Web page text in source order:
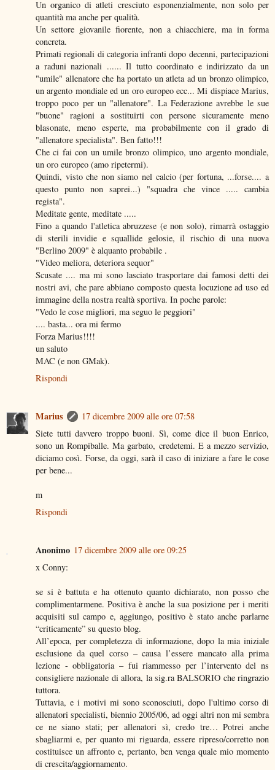
Un organico di atleti cresciuto esponenzialmente, non solo per
quantità ma anche per qualità.
Un settore giovanile fiorente, non a chiacchiere, ma in forma
concreta.
Primati regionali di categoria infranti dopo decenni, partecipazioni
a raduni nazionali ...... Il tutto coordinato e indirizzato da un
"umile" allenatore che ha portato un atleta ad un bronzo olimpico,
un argento mondiale ed un oro europeo ecc... Mi dispiace Marius,
troppo poco per un "allenatore". La Federazione avrebbe le sue
"buone" ragioni a sostituirti con persone sicuramente meno
blasonate, meno esperte, ma probabilmente con il grado di
"allenatore specialista". Ben fatto!!!
Che ci fai con un umile bronzo olimpico, uno argento mondiale,
un oro europeo (amo ripetermi).
Quindi, visto che non siamo nel calcio (per fortuna, ...forse.... a
questo punto non saprei...) "squadra che vince ..... cambia
regista".
Meditate gente, meditate .....
Fino a quando l'atletica abruzzese (e non solo), rimarrà ostaggio
di sterili invidie e squallide gelosie, il rischio di una nuova
"Berlino 2009" è alquanto probabile .
"Video meliora, deteriora sequor"
Scusate .... ma mi sono lasciato trasportare dai famosi detti dei
nostri avi, che pare abbiano composto questa locuzione ad uso ed
immagine della nostra realtà sportiva. In poche parole:
"Vedo le cose migliori, ma seguo le peggiori"
.... basta... ora mi fermo
Forza Marius!!!!
un saluto
MAC (e non GMak).
Rispondi
Marius
17 dicembre 2009 alle ore 07:58
Siete tutti davvero troppo buoni. Sì, come dice il buon Enrico,
sono un Rompiballe. Ma garbato, credetemi. E a mezzo servizio,
diciamo così. Forse, da oggi, sarà il caso di iniziare a fare le cose
per bene...
m
Rispondi
Anonimo 17 dicembre 2009 alle ore 09:25
x Conny:
se si è battuta e ha ottenuto quanto dichiarato, non posso che
complimentarmene. Positiva è anche la sua posizione per i meriti
acquisiti sul campo e, aggiungo, positivo è stato anche parlarne
“criticamente” su questo blog.
All’epoca, per completezza di informazione, dopo la mia iniziale
esclusione da quel corso – causa l’essere mancato alla prima
lezione - obbligatoria – fui riammesso per l’intervento del ns
consigliere nazionale di allora, la sig.ra BALSORIO che ringrazio
tuttora.
Tuttavia, e i motivi mi sono sconosciuti, dopo l'ultimo corso di
allenatori specialisti, biennio 2005/06, ad oggi altri non mi sembra
ce ne siano stati; per allenatori sì, credo tre… Potrei anche
sbagliarmi e, per quanto mi riguarda, essere ripreso/corretto non
costituisce un affronto e, pertanto, ben venga quale mio momento
di crescita/aggiornamento.